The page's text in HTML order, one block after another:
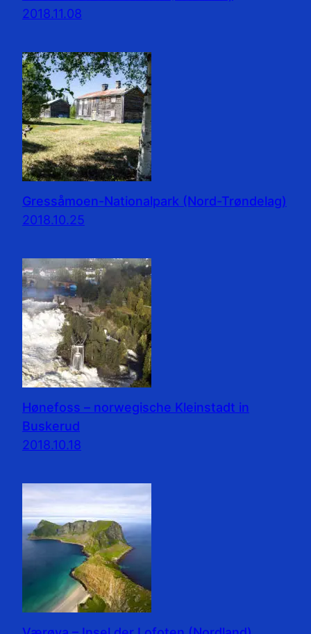
2018.11.08
Gressåmoen-Nationalpark (Nord-Trøndelag)
2018.10.25
Hønefoss – norwegische Kleinstadt in
Buskerud
2018.10.18